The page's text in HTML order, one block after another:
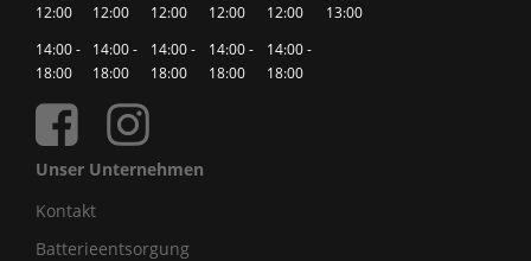
12:00
12:00
12:00
12:00
12:00
13:00
14:00 -
18:00
14:00 -
18:00
14:00 -
18:00
14:00 -
18:00
14:00 -
18:00
Unser Unternehmen
Kontakt
Batterieentsorgung